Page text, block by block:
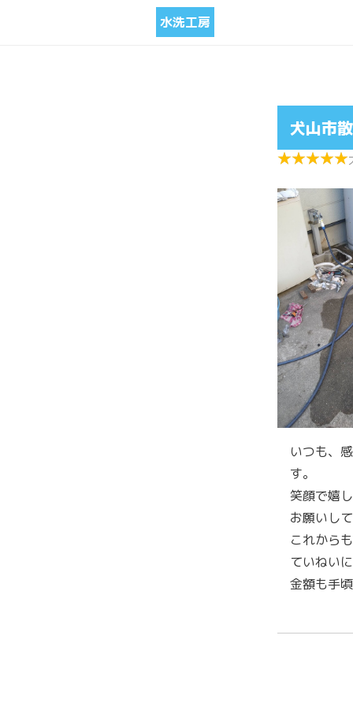
水洗工房
犬山市
★★★★★
★★★★★
いつも、
す。
笑顔で嬉
お願いし
これから
ていねい
金額も手